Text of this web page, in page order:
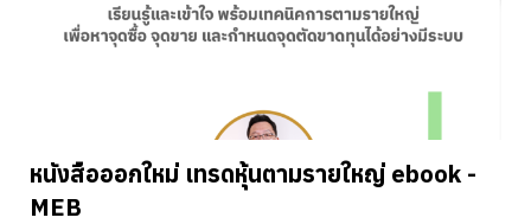
หนังสือออกใหม่ เทรดหุ้นตามรายใหญ่ ebook -
MEB